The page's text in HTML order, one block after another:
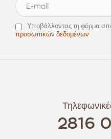
Υποβάλλοντας τη φόρμα
προσωπικών δεδομένων
2816